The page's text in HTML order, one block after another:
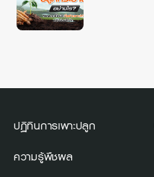
ปฏิทินการเพาะปลูก
ความรู้พืชผล